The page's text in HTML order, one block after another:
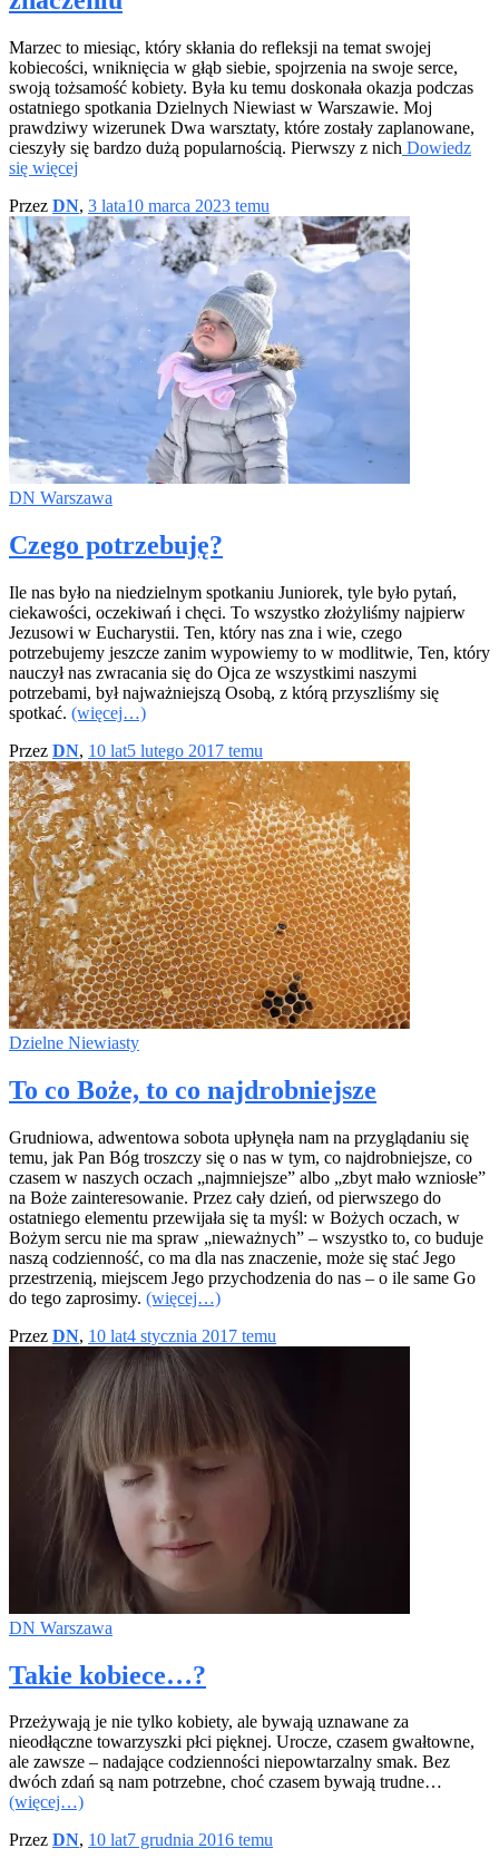
Marzec to miesiąc, który skłania do refleksji na temat swojej
kobiecości, wniknięcia w głąb siebie, spojrzenia na swoje serce,
swoją tożsamość kobiety. Była ku temu doskonała okazja podczas
ostatniego spotkania Dzielnych Niewiast w Warszawie. Moj
prawdziwy wizerunek Dwa warsztaty, które zostały zaplanowane,
cieszyły się bardzo dużą popularnością. Pierwszy z nich Dowiedz
się więcej
Przez DN, 3 lata10 marca 2023 temu
DN Warszawa
Czego potrzebuję?
Ile nas było na niedzielnym spotkaniu Juniorek, tyle było pytań,
ciekawości, oczekiwań i chęci. To wszystko złożyliśmy najpierw
Jezusowi w Eucharystii. Ten, który nas zna i wie, czego
potrzebujemy jeszcze zanim wypowiemy to w modlitwie, Ten, który
nauczył nas zwracania się do Ojca ze wszystkimi naszymi
potrzebami, był najważniejszą Osobą, z którą przyszliśmy się
spotkać. (więcej…)
Przez DN, 10 lat5 lutego 2017 temu
Dzielne Niewiasty
To co Boże, to co najdrobniejsze
Grudniowa, adwentowa sobota upłynęła nam na przyglądaniu się
temu, jak Pan Bóg troszczy się o nas w tym, co najdrobniejsze, co
czasem w naszych oczach „najmniejsze” albo „zbyt mało wzniosłe”
na Boże zainteresowanie. Przez cały dzień, od pierwszego do
ostatniego elementu przewijała się ta myśl: w Bożych oczach, w
Bożym sercu nie ma spraw „nieważnych” – wszystko to, co buduje
naszą codzienność, co ma dla nas znaczenie, może się stać Jego
przestrzenią, miejscem Jego przychodzenia do nas – o ile same Go
do tego zaprosimy. (więcej…)
Przez DN, 10 lat4 stycznia 2017 temu
DN Warszawa
Takie kobiece…?
Przeżywają je nie tylko kobiety, ale bywają uznawane za
nieodłączne towarzyszki płci pięknej. Urocze, czasem gwałtowne,
ale zawsze – nadające codzienności niepowtarzalny smak. Bez
dwóch zdań są nam potrzebne, choć czasem bywają trudne…
(więcej…)
Przez DN, 10 lat7 grudnia 2016 temu